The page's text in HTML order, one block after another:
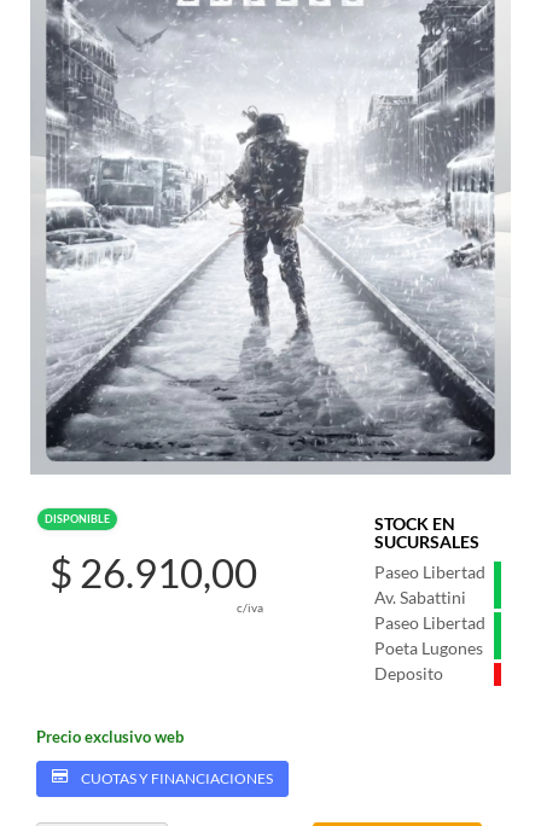
DISPONIBLE
STOCK EN
SUCURSALES
Paseo Libertad
Av. Sabattini
Paseo Libertad
Poeta Lugones
Deposito
$ 26.910,00
c/iva
Precio exclusivo web
CUOTAS Y FINANCIACIONES